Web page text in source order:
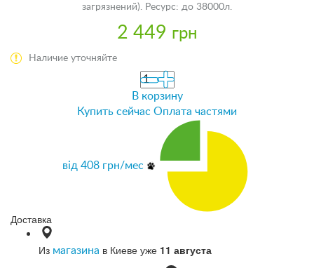
загрязнений). Ресурс: до 38000л.
2 449 грн
Наличие уточняйте
В корзину
Купить сейчас Оплата частями
від 408 грн/мес
Доставка
Из магазина в Киеве уже 11 августа